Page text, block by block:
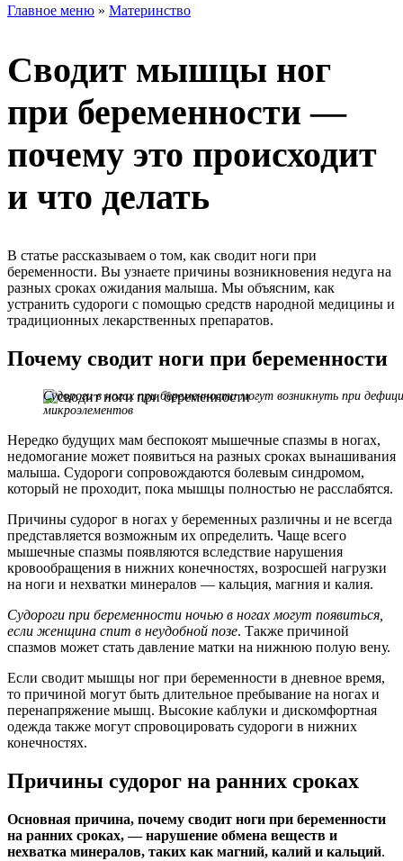
Главное меню » Материнство
Сводит мышцы ног
при беременности —
почему это происходит
и что делать
В статье рассказываем о том, как сводит ноги при
беременности. Вы узнаете причины возникновения недуга на
разных сроках ожидания малыша. Мы объясним, как
устранить судороги с помощью средств народной медицины и
традиционных лекарственных препаратов.
Почему сводит ноги при беременности
Судороги в ногах при беременности могут возникнуть при
микроэлементов
Нередко будущих мам беспокоят мышечные спазмы в ногах,
недомогание может появиться на разных сроках вынашивания
малыша. Судороги сопровождаются болевым синдромом,
который не проходит, пока мышцы полностью не расслабятся.
Причины судорог в ногах у беременных различны и не всегда
представляется возможным их определить. Чаще всего
мышечные спазмы появляются вследствие нарушения
кровообращения в нижних конечностях, возросшей нагрузки
на ноги и нехватки минералов — кальция, магния и калия.
Судороги при беременности ночью в ногах могут появиться,
если женщина спит в неудобной позе. Также причиной
спазмов может стать давление матки на нижнюю полую вену.
Если сводит мышцы ног при беременности в дневное время,
то причиной могут быть длительное пребывание на ногах и
перенапряжение мышц. Высокие каблуки и дискомфортная
одежда также могут спровоцировать судороги в нижних
конечностях.
Причины судорог на ранних сроках
Основная причина, почему сводит ноги при беременности
на ранних сроках, — нарушение обмена веществ и
нехватка минералов, таких как магний, калий и кальций.